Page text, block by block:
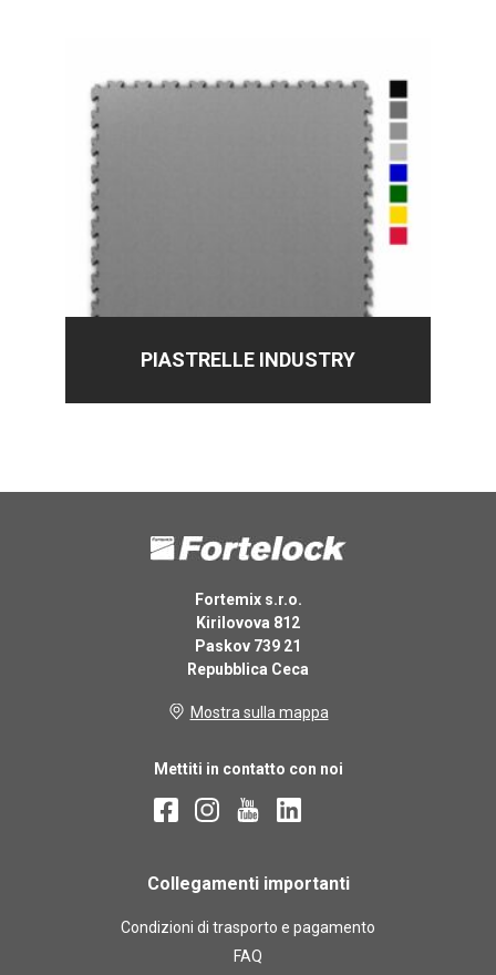
PIASTRELLE INDUSTRY
Fortemix s.r.o.
Kirilovova 812
Paskov 739 21
Repubblica Ceca
Mostra sulla mappa
Mettiti in contatto con noi
Collegamenti importanti
Condizioni di trasporto e pagamento
FAQ